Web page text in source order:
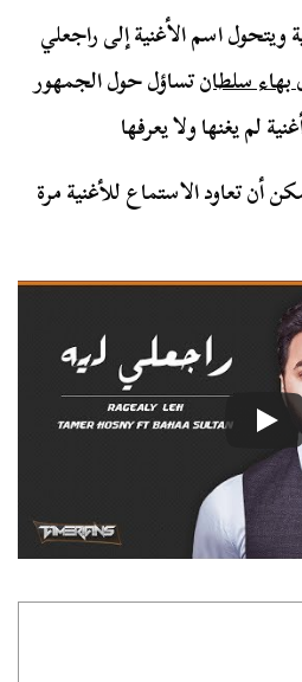
ويتحول اسم الأغنية إلى راجعلي
بهاء سلطانتساؤل حول الجمهور
لم يغنها ولا يعرفها
أن تعاود الاستماع للأغنية مرة